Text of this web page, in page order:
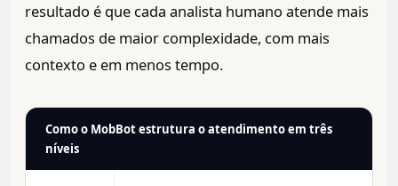
resultado é que cada analista humano atende mais
chamados de maior complexidade, com mais
contexto e em menos tempo.
Como o MobBot estrutura o atendimento em três
níveis